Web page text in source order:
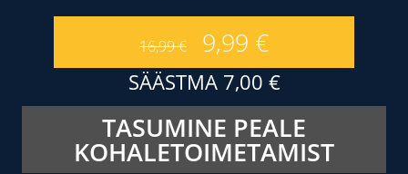
16,99€ 9,99 €
SÄÄSTMA 7,00 €
TASUMINE PEALE
KOHALETOIMETAMIST